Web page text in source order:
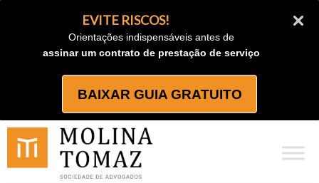
EVITE RISCOS!
Orientações indispensáveis antes de
assinar um contrato de prestação de serviço
BAIXAR GUIA GRATUITO